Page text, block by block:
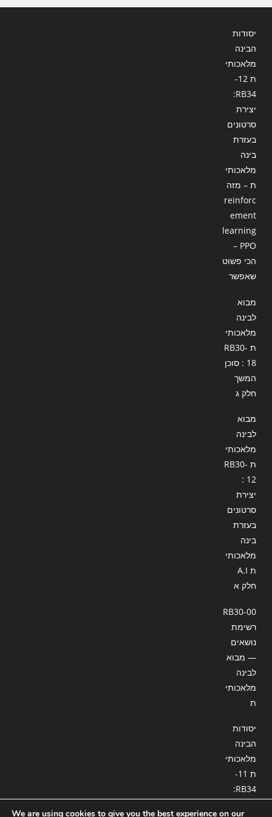
יסודות
הבינה
מלאכותי
ת 12-
RB34:
יצירת
סרטונים
בעזרת
בינה
מלאכותי
ת – מזה
reinforc
ement
learning
– PPO
הכי פשוט
שאפשר
מבוא
לבינה
מלאכותי
ת RB30-
18 : סוכן
המשך
חלק ג
מבוא
לבינה
מלאכותי
ת RB30-
12 :
יצירת
סרטונים
בעזרת
בינה
מלאכותי
ת A.I
חלק א
RB30-00
רשימת
נושאים
— מבוא
לבינה
מלאכותי
ת
יסודות
הבינה
מלאכותי
ת 11-
RB34:
We are using cookies to give you the best experience on our